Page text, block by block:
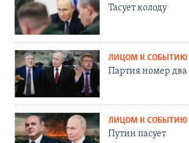
Тасует колоду
ЛИЦОМ К СОБЫТИЮ
Партия номер два
ЛИЦОМ К СОБЫТИЮ
Путин пасует